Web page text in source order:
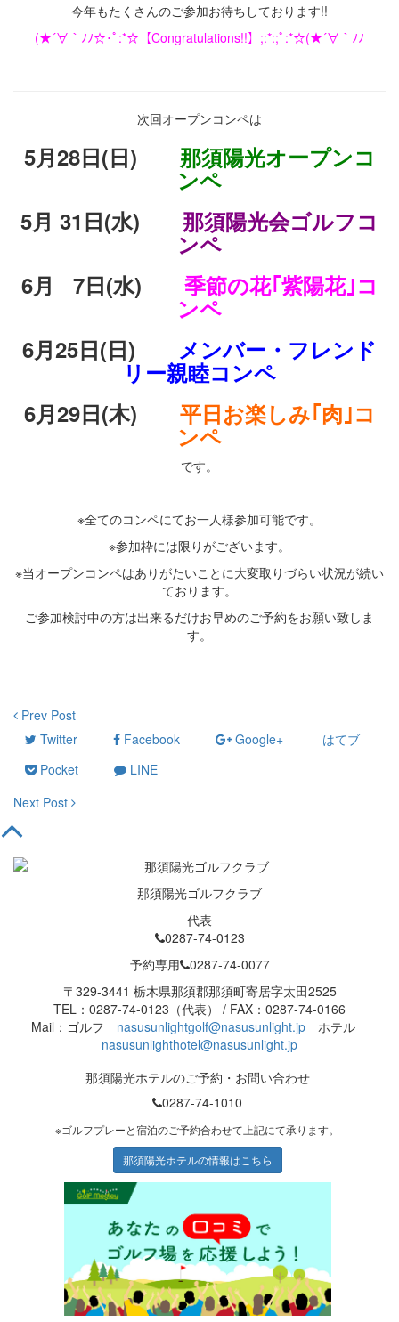
今年もたくさんのご参加お待ちしております!!
(★´∀｀ﾉﾉ☆･ﾟ:*☆【Congratulations!!】;:*:;ﾟ:*☆(★´∀｀ﾉﾉ
次回オープンコンペは
5月28日(日) 那須陽光オープンコ
ンペ
5月 31日(水) 那須陽光会ゴルフコ
ンペ
6月 7日(水) 季節の花｢紫陽花｣コ
ンペ
6月25日(日) メンバー・フレンド
リー親睦コンペ
6月29日(木) 平日お楽しみ｢肉｣コ
ンペ
です。
※全てのコンペにてお一人様参加可能です。
※参加枠には限りがございます。
※当オープンコンペはありがたいことに大変取りづらい状況が続い
ております。
ご参加検討中の方は出来るだけお早めのご予約をお願い致しま
す。
Prev Post
Twitter
Facebook Google+
はてブ
Pocket
LINE
Next Post
那須陽光ゴルフクラブ
代表
0287-74-0123
予約専用 0287-74-0077
〒329-3441 栃木県那須郡那須町寄居字太田2525
TEL：0287-74-0123（代表） / FAX：0287-74-0166
Mail：ゴルフ nasusunlightgolf@nasusunlight.jp ホテル
nasusunlighthotel@nasusunlight.jp
那須陽光ホテルのご予約・お問い合わせ
0287-74-1010
※ゴルフプレーと宿泊のご予約合わせて上記にて承ります。
那須陽光ホテルの情報はこちら